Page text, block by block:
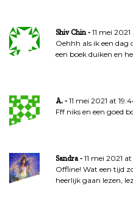
Shiv Chin
11 mei
Oehhh als ik een dag
een boek duiken en
A.
11 mei 2021 at
Fff niks en een goed
Sandra
11 mei 2021 at
Offline! Wat een tijd
heerlijk gaan lezen,